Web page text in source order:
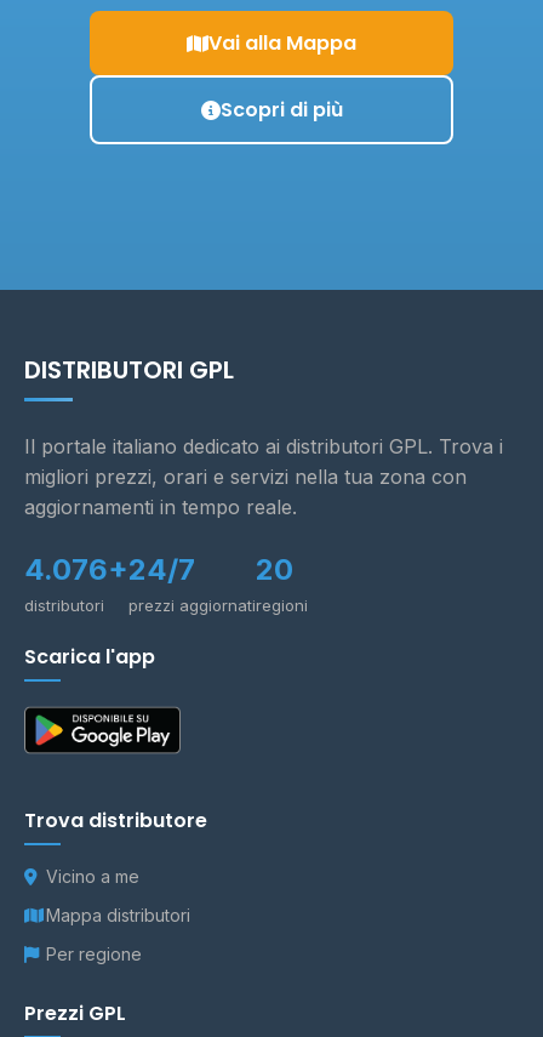
Vai alla Mappa
Scopri di più
DISTRIBUTORI GPL
Il portale italiano dedicato ai distributori GPL. Trova i
migliori prezzi, orari e servizi nella tua zona con
aggiornamenti in tempo reale.
4.076+
distributori
24/7
prezzi aggiornati
20
regioni
Scarica l'app
Trova distributore
Vicino a me
Mappa distributori
Per regione
Prezzi GPL